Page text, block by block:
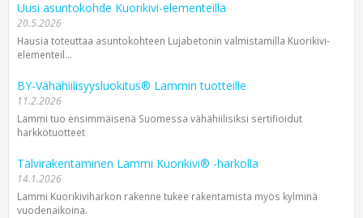
Uusi asuntokohde Kuorikivi-elementeillä
20.5.2026
Hausia toteuttaa asuntokohteen Lujabetonin valmistamilla Kuorikivi-
elementeil...
BY-Vähähiilisyysluokitus® Lammin tuotteille
11.2.2026
Lammi tuo ensimmäisenä Suomessa vähähiilisiksi sertifioidut
harkkotuotteet
Talvirakentaminen Lammi Kuorikivi® -harkolla
14.1.2026
Lammi Kuorikiviharkon rakenne tukee rakentamista myös kylminä
vuodenaikoina.